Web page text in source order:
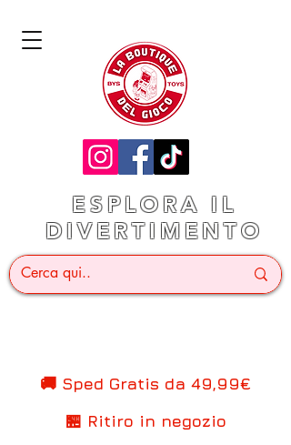
ESPLORA IL
DIVERTIMENTO
🚚 Sped Gratis da 49,99€
🏪 Ritiro in negozio